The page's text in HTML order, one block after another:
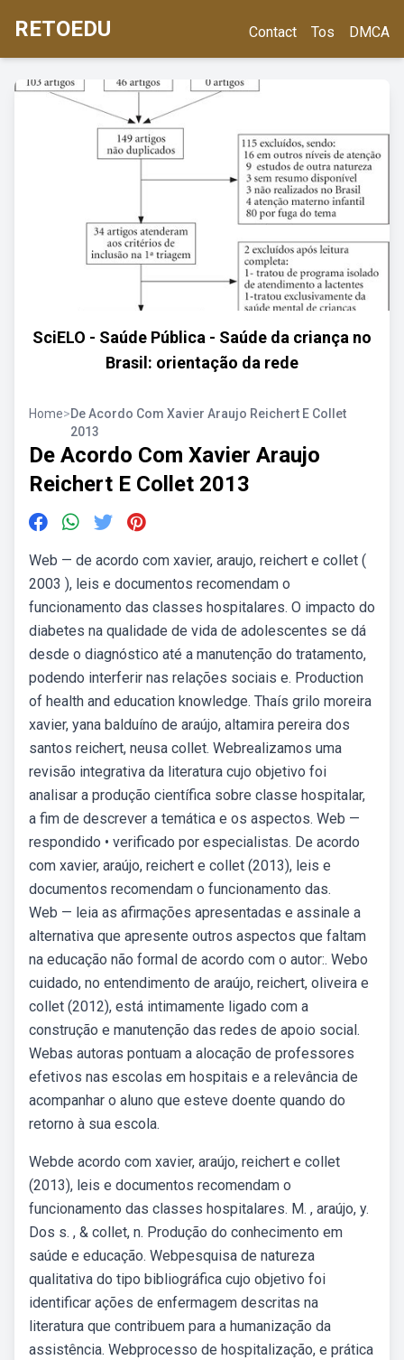
RETOEDU Contact Tos DMCA
SciELO - Saúde Pública - Saúde da criança no
Brasil: orientação da rede
Home>De Acordo Com Xavier Araujo Reichert E Collet
2013
De Acordo Com Xavier Araujo
Reichert E Collet 2013
Web — de acordo com xavier, araujo, reichert e collet (
2003 ), leis e documentos recomendam o
funcionamento das classes hospitalares. O impacto do
diabetes na qualidade de vida de adolescentes se dá
desde o diagnóstico até a manutenção do tratamento,
podendo interferir nas relações sociais e. Production
of health and education knowledge. Thaís grilo moreira
xavier, yana balduíno de araújo, altamira pereira dos
santos reichert, neusa collet. Webrealizamos uma
revisão integrativa da literatura cujo objetivo foi
analisar a produção científica sobre classe hospitalar,
a fim de descrever a temática e os aspectos. Web —
respondido • verificado por especialistas. De acordo
com xavier, araújo, reichert e collet (2013), leis e
documentos recomendam o funcionamento das.
Web — leia as afirmações apresentadas e assinale a
alternativa que apresente outros aspectos que faltam
na educação não formal de acordo com o autor:. Webo
cuidado, no entendimento de araújo, reichert, oliveira e
collet (2012), está intimamente ligado com a
construção e manutenção das redes de apoio social.
Webas autoras pontuam a alocação de professores
efetivos nas escolas em hospitais e a relevância de
acompanhar o aluno que esteve doente quando do
retorno à sua escola.
Webde acordo com xavier, araújo, reichert e collet
(2013), leis e documentos recomendam o
funcionamento das classes hospitalares. M. , araújo, y.
Dos s. , & collet, n. Produção do conhecimento em
saúde e educação. Webpesquisa de natureza
qualitativa do tipo bibliográfica cujo objetivo foi
identificar ações de enfermagem descritas na
literatura que contribuem para a humanização da
assistência. Webprocesso de hospitalização, e prática